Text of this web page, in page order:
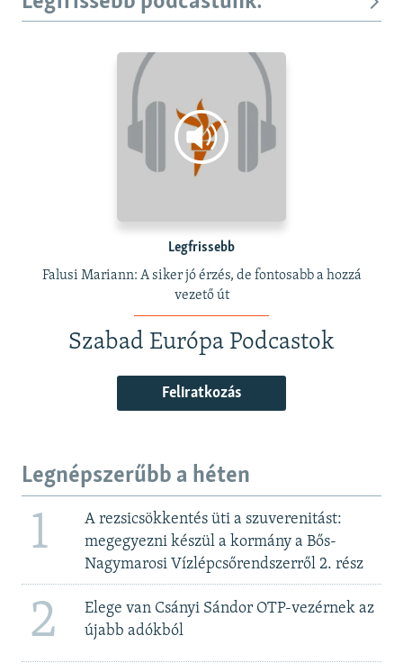
Legfrissebb
Falusi Mariann: A siker jó érzés, de fontosabb a hozzá
vezető út
Szabad Európa Podcastok
Feliratkozás
Legnépszerűbb a héten
1
A rezsicsökkentés üti a szuverenitást:
megegyezni készül a kormány a Bős-
Nagymarosi Vízlépcsőrendszerről 2. rész
2
Elege van Csányi Sándor OTP-vezérnek az
újabb adókból